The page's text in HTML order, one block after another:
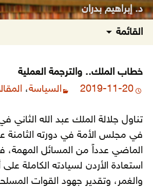
د. إبراهيم بدران
القائمة
إلى
خطاب الملك.. والترجمة العملية
2019-11-20
السياسة،
تناول جلالة الملك عبد الله
في مجلس الأمة في دورته الثامنة
الماضي عدداً من المسائل المهمة،
استعادة الأردن لسيادته الكاملة على
والغمر، وتقدير جهود القوات